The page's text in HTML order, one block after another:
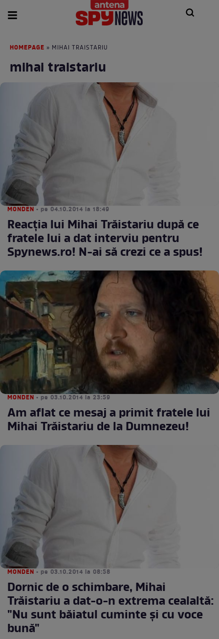
HOMEPAGE » MIHAI TRAISTARIU
mihai traistariu
MONDEN • pe 04.10.2014 la 18:49
Reacţia lui Mihai Trăistariu după ce
fratele lui a dat interviu pentru
Spynews.ro! N-ai să crezi ce a spus!
MONDEN • pe 03.10.2014 la 23:59
Am aflat ce mesaj a primit fratele lui
Mihai Trăistariu de la Dumnezeu!
MONDEN • pe 03.10.2014 la 08:58
Dornic de o schimbare, Mihai
Trăistariu a dat-o-n extrema cealaltă:
"Nu sunt băiatul cuminte şi cu voce
bună"